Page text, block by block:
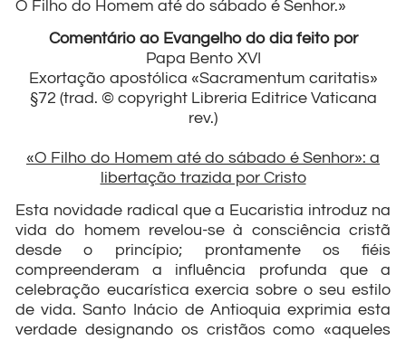
O Filho do Homem até do sábado é Senhor.»
Comentário ao Evangelho do dia feito por
Papa Bento XVI
Exortação apostólica «Sacramentum caritatis»
§72 (trad. © copyright Libreria Editrice Vaticana
rev.)
«O Filho do Homem até do sábado é Senhor»: a
libertação trazida por Cristo
Esta novidade radical que a Eucaristia introduz na
vida do homem revelou-se à consciência cristã
desde o princípio; prontamente os fiéis
compreenderam a influência profunda que a
celebração eucarística exercia sobre o seu estilo
de vida. Santo Inácio de Antioquia exprimia esta
verdade designando os cristãos como «aqueles